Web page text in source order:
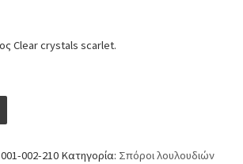
Clear crystals scarlet.
001-002-210 Κατηγορία: Σπόροι λουλουδιών